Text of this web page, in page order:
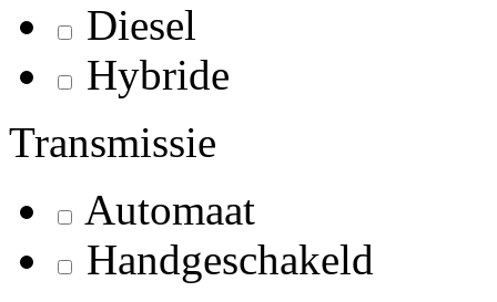
Diesel
Hybride
Transmissie
Automaat
Handgeschakeld